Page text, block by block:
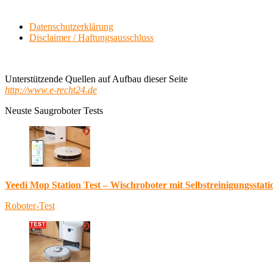
Datenschutzerklärung
Disclaimer / Haftungsausschluss
Unterstützende Quellen auf Aufbau dieser Seite
http://www.e-recht24.de
Neuste Saugroboter Tests
Yeedi Mop Station Test – Wischroboter mit
Roboter-Test